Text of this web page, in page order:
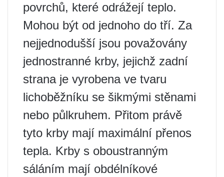
povrchů, které odrážejí teplo.
Mohou být od jednoho do tří. Za
nejjednodušší jsou považovány
jednostranné krby, jejichž zadní
strana je vyrobena ve tvaru
lichoběžníku se šikmými stěnami
nebo půlkruhem. Přitom právě
tyto krby mají maximální přenos
tepla. Krby s oboustranným
sáláním mají obdélníkové